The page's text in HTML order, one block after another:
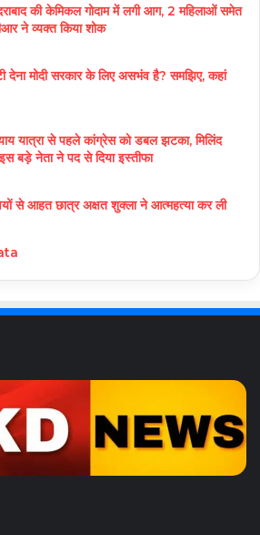
की केमिकल गोदाम में लगी आग, 2 महिलाओं समेत
ने व्यक्त किया शोक
देना मोदी सरकार के लिए असभंव है? समझिए, कहां
यात्रा से पहले कांग्रेस को डबल झटका, मिलिंद
बड़े नेता ने पद से दिया इस्तीफा
से आहत छात्र अक्षत शुक्ला ने आत्महत्या कर ली